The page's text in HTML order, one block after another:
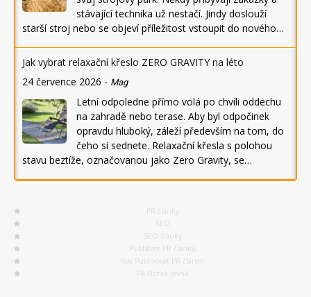
stávající technika už nestačí. Jindy doslouží
starší stroj nebo se objeví příležitost vstoupit do nového…
Jak vybrat relaxační křeslo ZERO GRAVITY na léto
24 července 2026 - Mag
Letní odpoledne přímo volá po chvíli oddechu
na zahradě nebo terase. Aby byl odpočinek
opravdu hluboký, záleží především na tom, do
čeho si sednete. Relaxační křesla s polohou
stavu beztíže, označovanou jako Zero Gravity, se…
PR články
SEO
SEO články
Publikace PR článků
Kde Publikovat PR článek
PR článek levně